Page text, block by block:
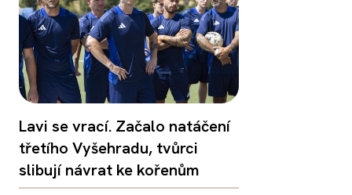
Lavi se vrací. Začalo natáčení
třetího Vyšehradu, tvůrci
slibují návrat ke kořenům